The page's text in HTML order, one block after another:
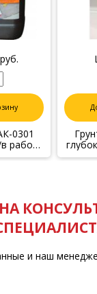
0301
работ,
с
и наш